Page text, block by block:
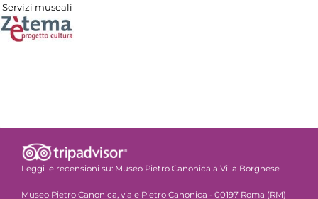
Servizi museali
Leggi le recensioni su: Museo Pietro Canonica a Villa Borghese
Museo Pietro Canonica, viale Pietro Canonica - 00197 Roma (RM)